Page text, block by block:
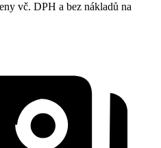
vč. DPH a bez nákladů na